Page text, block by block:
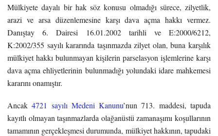
Mülkiyete dayalı bir hak söz konusu olmadığı sürece, zilyetlik,
arazi ve arsa düzenlemesine karşı dava açma hakkı vermez.
Danıştay 6. Dairesi 16.01.2002 tarihli ve E:2000/6212,
K:2002/355 sayılı kararında taşınmazda zilyet olan, buna karşılık
mülkiyet hakkı bulunmayan kişilerin parselasyon işlemlerine karşı
dava açma ehliyetlerinin bulunmadığı yolundaki idare mahkemesi
kararını onamıştır.
Ancak4721 sayılı Medeni Kanunu’nun 713. maddesi, tapuda
kayıtlı olmayan taşınmazlarda olağanüstü zamanaşımı koşullarının
tamamının gerçekleşmesi durumunda, mülkiyet hakkının, tapudaki